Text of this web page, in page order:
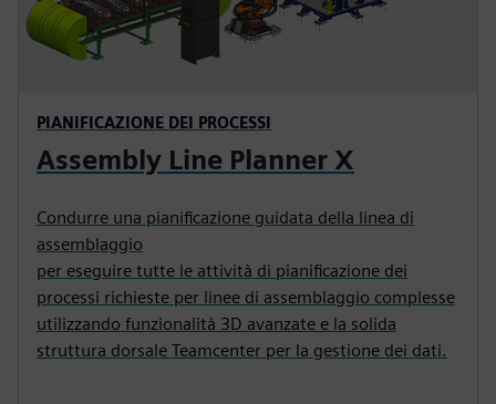
PIANIFICAZIONE DEI PROCESSI
Assembly Line Planner X
Condurre una pianificazione guidata della linea di
assemblaggio
per eseguire tutte le attività di pianificazione dei
processi richieste per linee di assemblaggio complesse
utilizzando funzionalità 3D avanzate e la solida
struttura dorsale Teamcenter per la gestione dei dati.